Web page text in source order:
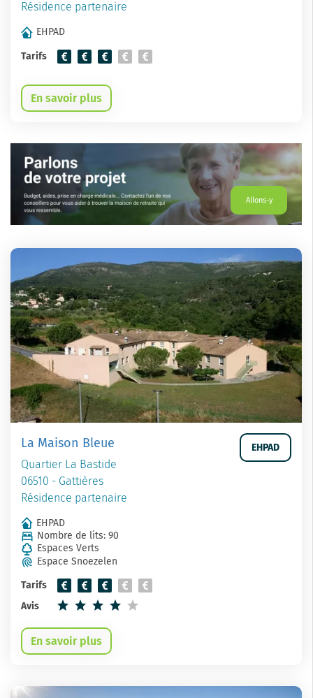
Résidence partenaire
EHPAD
Tarifs
En savoir plus
Allons-y
La Maison Bleue
Quartier La Bastide
06510 - Gattières
Résidence partenaire
EHPAD
EHPAD
Nombre de lits: 90
Espaces Verts
Espace Snoezelen
Tarifs
Avis
En savoir plus